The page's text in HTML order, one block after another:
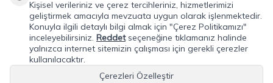
Kişisel verileriniz ve çerez tercihleriniz, hizmetlerimizi
geliştirmek amacıyla mevzuata uygun olarak işlenmektedir.
Konuyla ilgili detaylı bilgi almak için "Çerez Politikamızı"
inceleyebilirsiniz. Reddetseçeneğine tıklamanız halinde
yalnızca internet sitemizin çalışması için gerekli çerezler
kullanılacaktır.
Çerezleri Özelleştir